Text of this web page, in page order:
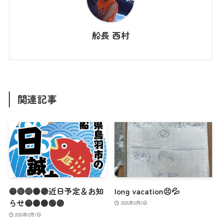
船長 西村
関連記事
🟡🔴🔵🟠🟣近日予定＆お知
らせ🟡🟠🟤🟢🟣
2026年8月7日
long vacation😣💦
2026年8月6日